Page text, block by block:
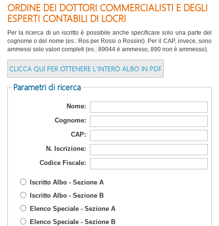
ORDINE DEI DOTTORI COMMERCIALISTI E DEGLI
ESPERTI CONTABILI DI LOCRI
Per la ricerca di un iscritto è possibile anche specificare solo una parte del
cognome o del nome (es.: Ros per Rossi o Rossini). Per il CAP, invece, sono
ammessi solo valori completi (es.: 89044 è ammesso, 890 non è ammesso).
CLICCA QUI PER OTTENERE L'INTERO ALBO IN PDF
Parametri di ricerca
Nome:
Cognome:
CAP:
N. Iscrizione:
Codice Fiscale:
Iscritto Albo - Sezione A
Iscritto Albo - Sezione B
Elenco Speciale - Sezione A
Elenco Speciale - Sezione B